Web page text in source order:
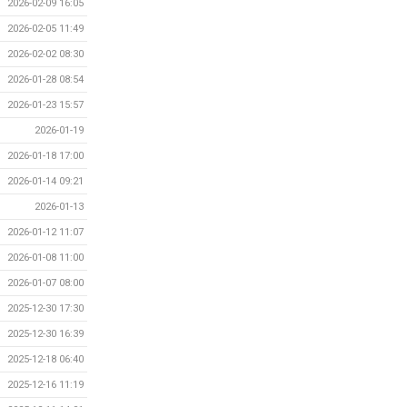
2026-02-09 16:05
2026-02-05 11:49
2026-02-02 08:30
2026-01-28 08:54
2026-01-23 15:57
2026-01-19
2026-01-18 17:00
2026-01-14 09:21
2026-01-13
2026-01-12 11:07
2026-01-08 11:00
2026-01-07 08:00
2025-12-30 17:30
2025-12-30 16:39
2025-12-18 06:40
2025-12-16 11:19